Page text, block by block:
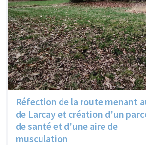
Réfection de la route menant
de Larcay et création d'un
de santé et d'une aire de
musculation